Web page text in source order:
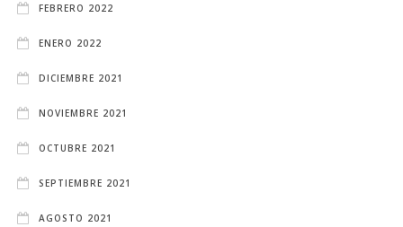
FEBRERO 2022
ENERO 2022
DICIEMBRE 2021
NOVIEMBRE 2021
OCTUBRE 2021
SEPTIEMBRE 2021
AGOSTO 2021